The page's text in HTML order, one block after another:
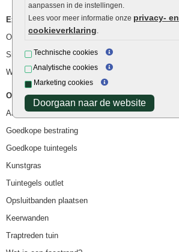
aanpassen in de instellingen.
Lees voor meer informatie onze privacy- en
cookieverklaring.
Technische cookies
Analytische cookies
Marketing cookies
Doorgaan naar de website
Extra benodigdheden
Ophoogzand
Siergrind en siersplit
Waterafvoer
Overig
Aanbiedingen
Goedkope bestrating
Goedkope tuintegels
Kunstgras
Tuintegels outlet
Opsluitbanden plaatsen
Keerwanden
Traptreden tuin